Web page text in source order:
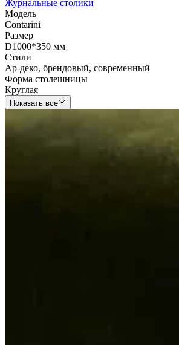
Журнальные столики
Модель
Contarini
Размер
D1000*350 мм
Стили
Ар-деко, брендовый, современный
Форма столешницы
Круглая
Показать все